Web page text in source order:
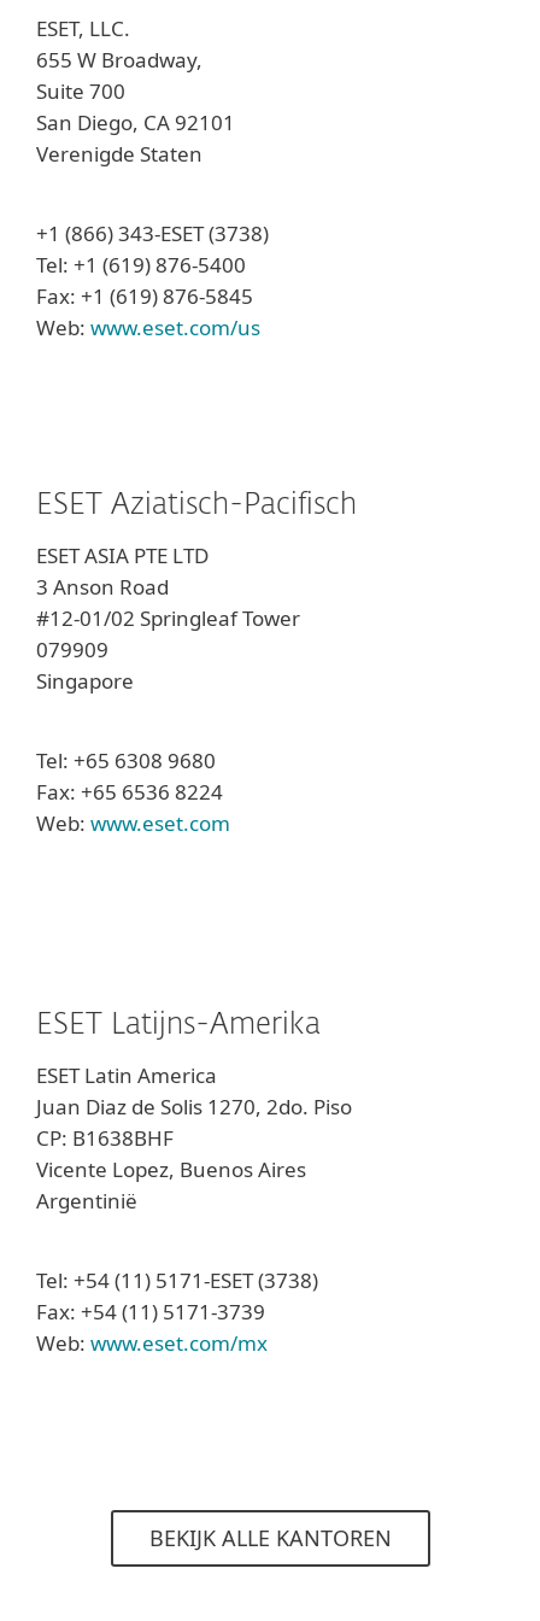
ESET, LLC.
655 W Broadway,
Suite 700
San Diego, CA 92101
Verenigde Staten
+1 (866) 343-ESET (3738)
Tel: +1 (619) 876-5400
Fax: +1 (619) 876-5845
Web: www.eset.com/us
ESET Aziatisch-Pacifisch
ESET ASIA PTE LTD
3 Anson Road
#12-01/02 Springleaf Tower
079909
Singapore
Tel: +65 6308 9680
Fax: +65 6536 8224
Web: www.eset.com
ESET Latijns-Amerika
ESET Latin America
Juan Diaz de Solis 1270, 2do. Piso
CP: B1638BHF
Vicente Lopez, Buenos Aires
Argentinië
Tel: +54 (11) 5171-ESET (3738)
Fax: +54 (11) 5171-3739
Web: www.eset.com/mx
BEKIJK ALLE KANTOREN